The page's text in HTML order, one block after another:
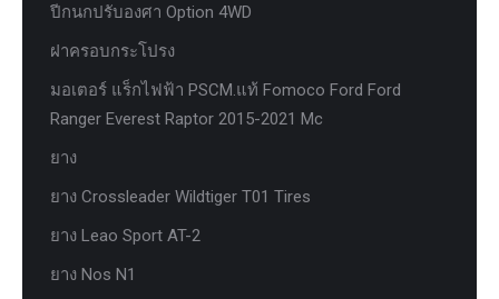
ปีกนกปรับองศา Option 4WD
ฝาครอบกระโปรง
มอเตอร์ แร็กไฟฟ้า PSCM.แท้ Fomoco Ford Ford
Ranger Everest Raptor 2015-2021 Mc
ยาง
ยาง Crossleader Wildtiger T01 Tires
ยาง Leao Sport AT-2
ยาง Nos N1